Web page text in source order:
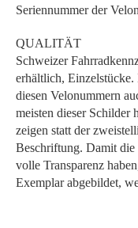
Seriennummer der
QUALITÄT
Schweizer
erhältlich,
diesen Velonummern
meisten dieser Schilder
zeigen statt der
Beschriftung. Damit
volle Transparenz
Exemplar abgebildet,